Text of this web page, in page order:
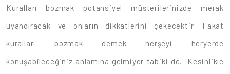
Kuralları bozmak potansiyel müşterilerinizde merak
uyandıracak ve onların dikkatlerini çekecektir. Fakat
kuralları bozmak demek herşeyi heryerde
konuşabileceğiniz anlamına gelmiyor tabiki de. Kesinlikle